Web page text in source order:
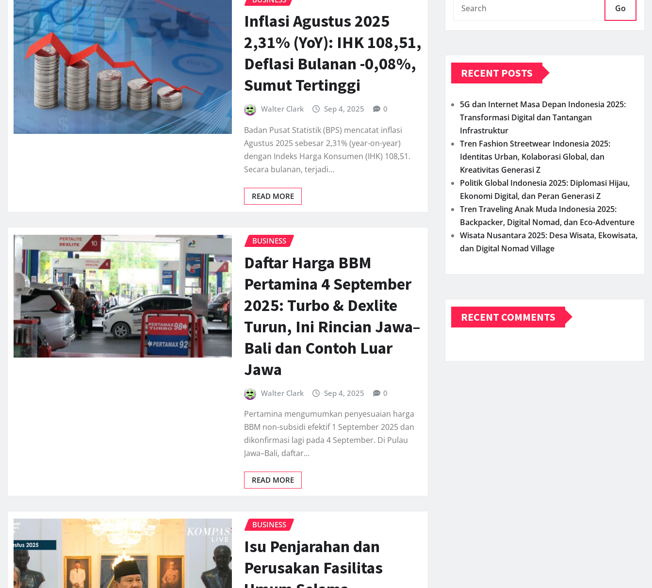
Inflasi Agustus 2025
2,31% (YoY): IHK 108,51,
Deflasi Bulanan -0,08%,
Sumut Tertinggi
Walter Clark Sep 4, 2025 0
Badan Pusat Statistik (BPS) mencatat inflasi
Agustus 2025 sebesar 2,31% (year-on-year)
dengan Indeks Harga Konsumen (IHK) 108,51.
Secara bulanan, terjadi…
READ MORE
BUSINESS
Daftar Harga BBM
Pertamina 4 September
2025: Turbo & Dexlite
Turun, Ini Rincian Jawa–
Bali dan Contoh Luar
Jawa
Walter Clark Sep 4, 2025 0
Pertamina mengumumkan penyesuaian harga
BBM non-subsidi efektif 1 September 2025 dan
dikonfirmasi lagi pada 4 September. Di Pulau
Jawa–Bali, daftar…
READ MORE
BUSINESS
Isu Penjarahan dan
Perusakan Fasilitas
Go
RECENT POSTS
5G dan Internet Masa Depan Indonesia 2025:
Transformasi Digital dan Tantangan
Infrastruktur
Tren Fashion Streetwear Indonesia 2025:
Identitas Urban, Kolaborasi Global, dan
Kreativitas Generasi Z
Politik Global Indonesia 2025: Diplomasi Hijau,
Ekonomi Digital, dan Peran Generasi Z
Tren Traveling Anak Muda Indonesia 2025:
Backpacker, Digital Nomad, dan Eco-Adventure
Wisata Nusantara 2025: Desa Wisata, Ekowisata,
dan Digital Nomad Village
RECENT COMMENTS